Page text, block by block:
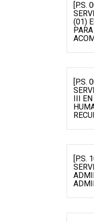
[P.S.
(01)
[P.S.
III EN
[P.S.